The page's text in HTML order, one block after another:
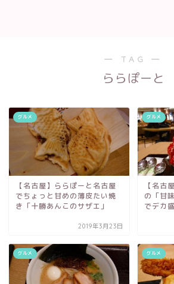
― TAG ―
ららぽーと
グルメ
【名古屋】ららぽーと名古屋
でちょっと甘めの薄皮たい焼
き「十勝あんこのサザエ」
2019年3月23日
グルメ
【名古
の「甘
でデカ
グルメ グルメ